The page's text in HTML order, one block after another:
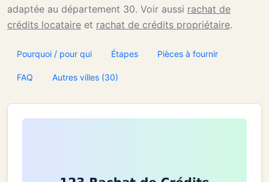
adaptée au département 30. Voir aussi rachat de
crédits locataire et rachat de crédits propriétaire.
Pourquoi / pour qui Étapes Pièces à fournir
FAQ Autres villes (30)